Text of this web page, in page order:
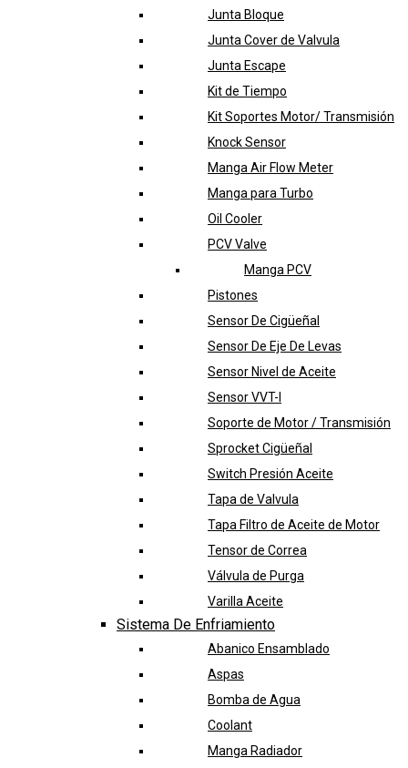
Junta Bloque
Junta Cover de Valvula
Junta Escape
Kit de Tiempo
Kit Soportes Motor/ Transmisión
Knock Sensor
Manga Air Flow Meter
Manga para Turbo
Oil Cooler
PCV Valve
Manga PCV
Pistones
Sensor De Cigüeñal
Sensor De Eje De Levas
Sensor Nivel de Aceite
Sensor VVT-I
Soporte de Motor / Transmisión
Sprocket Cigüeñal
Switch Presión Aceite
Tapa de Valvula
Tapa Filtro de Aceite de Motor
Tensor de Correa
Válvula de Purga
Varilla Aceite
Sistema De Enfriamiento
Abanico Ensamblado
Aspas
Bomba de Agua
Coolant
Manga Radiador